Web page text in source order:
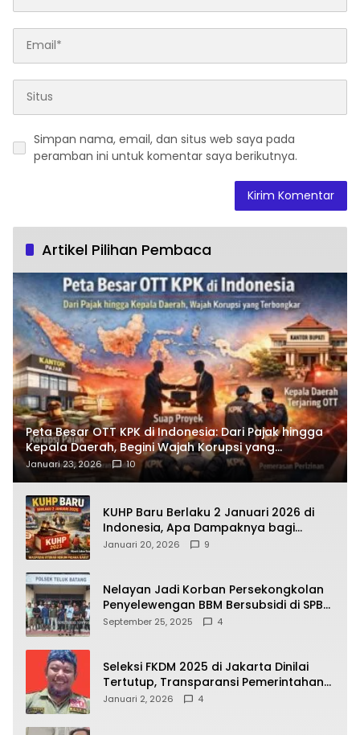
Simpan nama, email, dan situs web saya pada
peramban ini untuk komentar saya berikutnya.
Artikel Pilihan Pembaca
Peta Besar OTT KPK di Indonesia: Dari Pajak hingga
Kepala Daerah, Begini Wajah Korupsi yang
Terbongkar
Januari 23, 2026 10
KUHP Baru Berlaku 2 Januari 2026 di
Indonesia, Apa Dampaknya bagi
Kehidupan Warga? Ini Aturan Kunci
Januari 20, 2026 9
Nelayan Jadi Korban Persekongkolan
Penyelewengan BBM Bersubsidi di SPBU
64.78809 Teluk Batang
September 25, 2025 4
Seleksi FKDM 2025 di Jakarta Dinilai
Tertutup, Transparansi Pemerintahan
Pramono–Rano Dipertanyakan
Januari 2, 2026 4